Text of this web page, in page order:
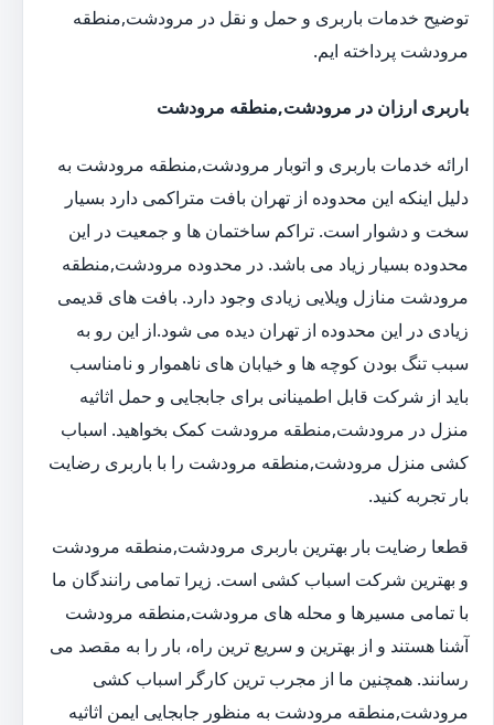
توضیح خدمات باربری و حمل و نقل در مرودشت,منطقه
مرودشت پرداخته ایم.
باربری ارزان در مرودشت,منطقه مرودشت
ارائه خدمات باربری و اتوبار مرودشت,منطقه مرودشت به
دلیل اینکه این محدوده از تهران بافت متراکمی دارد بسیار
سخت و دشوار است. تراکم ساختمان ها و جمعیت در این
محدوده بسیار زیاد می باشد. در محدوده مرودشت,منطقه
مرودشت منازل ویلایی زیادی وجود دارد. بافت های قدیمی
زیادی در این محدوده از تهران دیده می شود.از این رو به
سبب تنگ بودن کوچه ها و خیابان های ناهموار و نامناسب
باید از شرکت قابل اطمینانی برای جابجایی و حمل اثاثیه
منزل در مرودشت,منطقه مرودشت کمک بخواهید. اسباب
کشی منزل مرودشت,منطقه مرودشت را با باربری رضایت
بار تجربه کنید.
قطعا رضایت بار بهترین باربری مرودشت,منطقه مرودشت
و بهترین شرکت اسباب کشی است. زیرا تمامی رانندگان ما
با تمامی مسیرها و محله های مرودشت,منطقه مرودشت
آشنا هستند و از بهترین و سریع ترین راه، بار را به مقصد می
رسانند. همچنین ما از مجرب ترین کارگر اسباب کشی
مرودشت,منطقه مرودشت به منظور جابجایی ایمن اثاثیه